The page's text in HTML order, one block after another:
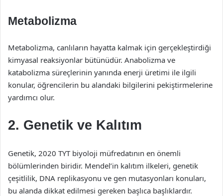
Metabolizma
Metabolizma, canlıların hayatta kalmak için gerçekleştirdiği
kimyasal reaksiyonlar bütünüdür. Anabolizma ve
katabolizma süreçlerinin yanında enerji üretimi ile ilgili
konular, öğrencilerin bu alandaki bilgilerini pekiştirmelerine
yardımcı olur.
2. Genetik ve Kalıtım
Genetik, 2020 TYT biyoloji müfredatının en önemli
bölümlerinden biridir. Mendel’in kalıtım ilkeleri, genetik
çeşitlilik, DNA replikasyonu ve gen mutasyonları konuları,
bu alanda dikkat edilmesi gereken başlıca başlıklardır.